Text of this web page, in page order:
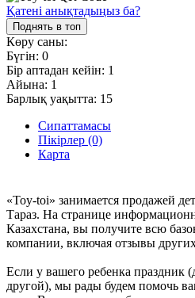
Қатені анықтадыңыз ба?
Поднять в топ
Көру саны:
Бүгін: 0
Бір аптадан кейін: 1
Айына: 1
Барлық уақытта: 15
Сипаттамасы
Пікірлер (0)
Карта
«Toy-toi» занимается продажей
Тараз. На странице
Казахстана, вы получите всю
компании, включая отзывы
Если у вашего ребенка праздник
другой), мы рады будем помочь